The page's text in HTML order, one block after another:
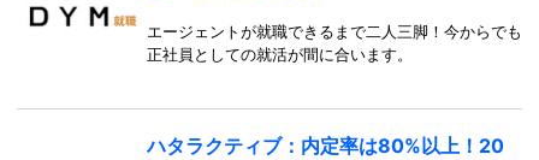
エージェントが就職できるまで二人三脚！今からでも
正社員としての就活が間に合います。
ハタラクティブ：内定率は80%以上！20